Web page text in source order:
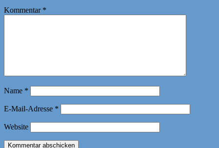
Kommentar *
Name *
E-Mail-Adresse *
Website